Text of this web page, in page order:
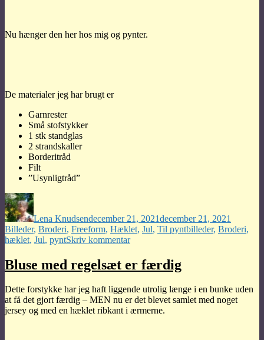
Nu hænger den her hos mig og pynter.
De materialer jeg har brugt er
Garnrester
Små stofstykker
1 stk standglas
2 strandskaller
Borderitråd
Filt
”Usynligtråd”
Forfatter
Lena Knudsendecember 21, 2021december 21, 2021
Billeder, Broderi, Freeform, Hæklet, Jul, Til pyntTags
billeder, Broderi,
hæklet, Jul, pyntSkriv kommentartil
Brodericollage
Bluse med regelsæt er færdig
Dette forstykke har jeg haft liggende utrolig længe i en bunke uden
at få det gjort færdig – MEN nu er det blevet samlet med noget
jersey og med en hæklet ribkant i ærmerne.